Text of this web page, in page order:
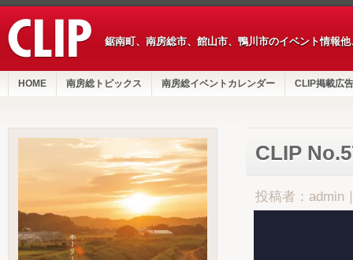
鋸南町、南房総市、館山市、鴨川市のイベント情報
HOME 南房総トピックス 南房総イベントカレンダー CLIP掲載広告
CLIP
投稿者：admin